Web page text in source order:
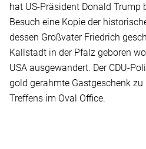
hat US-Präsident Donald Trump
Besuch eine Kopie der
dessen Großvater Friedrich
Kallstadt in der Pfalz geboren
USA ausgewandert. Der CDU-
gold gerahmte Gastgeschenk
Treffens im Oval Office.